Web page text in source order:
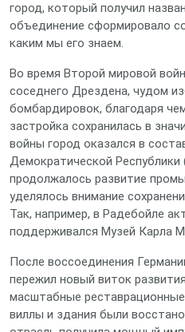
город, который получил
объединение сформировало
каким мы его знаем.
Во время Второй мировой
соседнего Дрездена, чудом
бомбардировок, благодаря
застройка сохранилась в
войны город оказался в
Демократической
продолжалось развитие
уделялось внимание
Так, например, в Радебойле
поддерживался Музей Карла
После воссоединения
пережил новый виток
масштабные
виллы и здания были